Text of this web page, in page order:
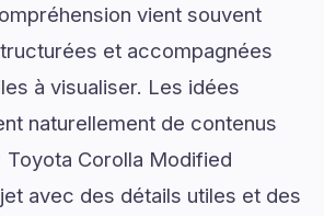
vient souvent
et accompagnées
à visualiser. Les idées
naturellement de contenus
Corolla Modified
avec des détails utiles et des